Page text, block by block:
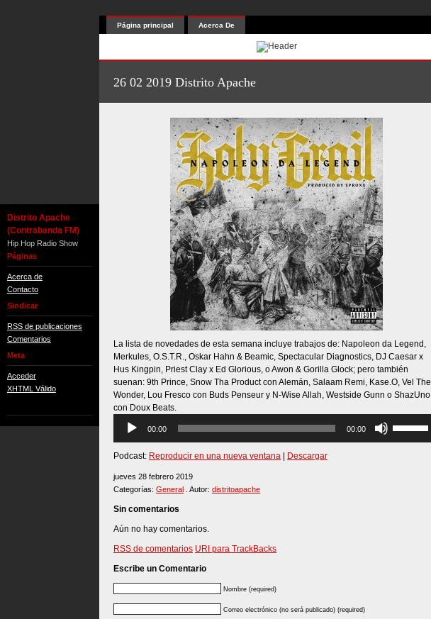
Distrito Apache
(Contrabanda FM)
Hip Hop Radio Show
Páginas
Acerca de
Contacto
Sindicar
RSS de publicaciones
Comentarios
Meta
Acceder
XHTML Válido
Página principal Acerca De
26 02 2019 Distrito Apache
La lista de novedades de esta semana incluye trabajos de: Napoleon da Legend,
Merkules, O.S.T.R., Oskar Hahn & Beamic, Spectacular Diagnostics, DJ Caesar x
Hus Kingpin, Priest Clay x Ed Glorious, o Awon & Gorilla Glock; pero también
suenan: 9th Prince, Snow Tha Product con Alemán, Salaam Remi, Kase.O, Vel The
Wonder, Lou Fresco con Buds Penseur y N-Wise Allah, Westside Gunn o ShazUno
con Doux Beats.
Reproductor
audio
00:00 00:00
las
teclas
Podcast: Reproducir en una nueva ventana Descargar
jueves 28 febrero 2019
Categorías: General . Autor: distritoapache
Sin comentarios
Aún no hay comentarios.
RSS de comentarios URI para TrackBacks
Escribe un Comentario
Nombre (required)
Correo electrónico (no será publicado) (required)